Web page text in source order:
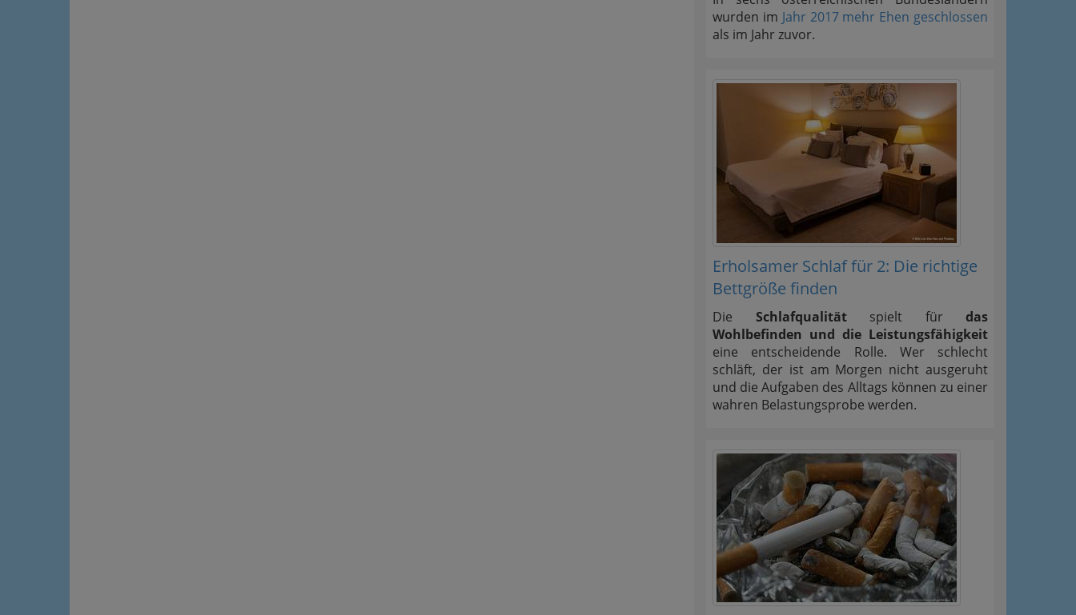
wurden im Jahr 2017 mehr Ehen geschlossen
als im Jahr zuvor.
Erholsamer Schlaf für 2: Die richtige
Bettgröße finden
Die Schlafqualitätspielt für das
Wohlbefinden und die Leistungsfähigkeit
eine entscheidende Rolle. Wer schlecht
schläft, der ist am Morgen nicht ausgeruht
und die Aufgaben des Alltags können zu einer
wahren Belastungsprobe werden.